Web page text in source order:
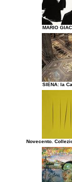
MARIO
SIENA: la
Novecento.